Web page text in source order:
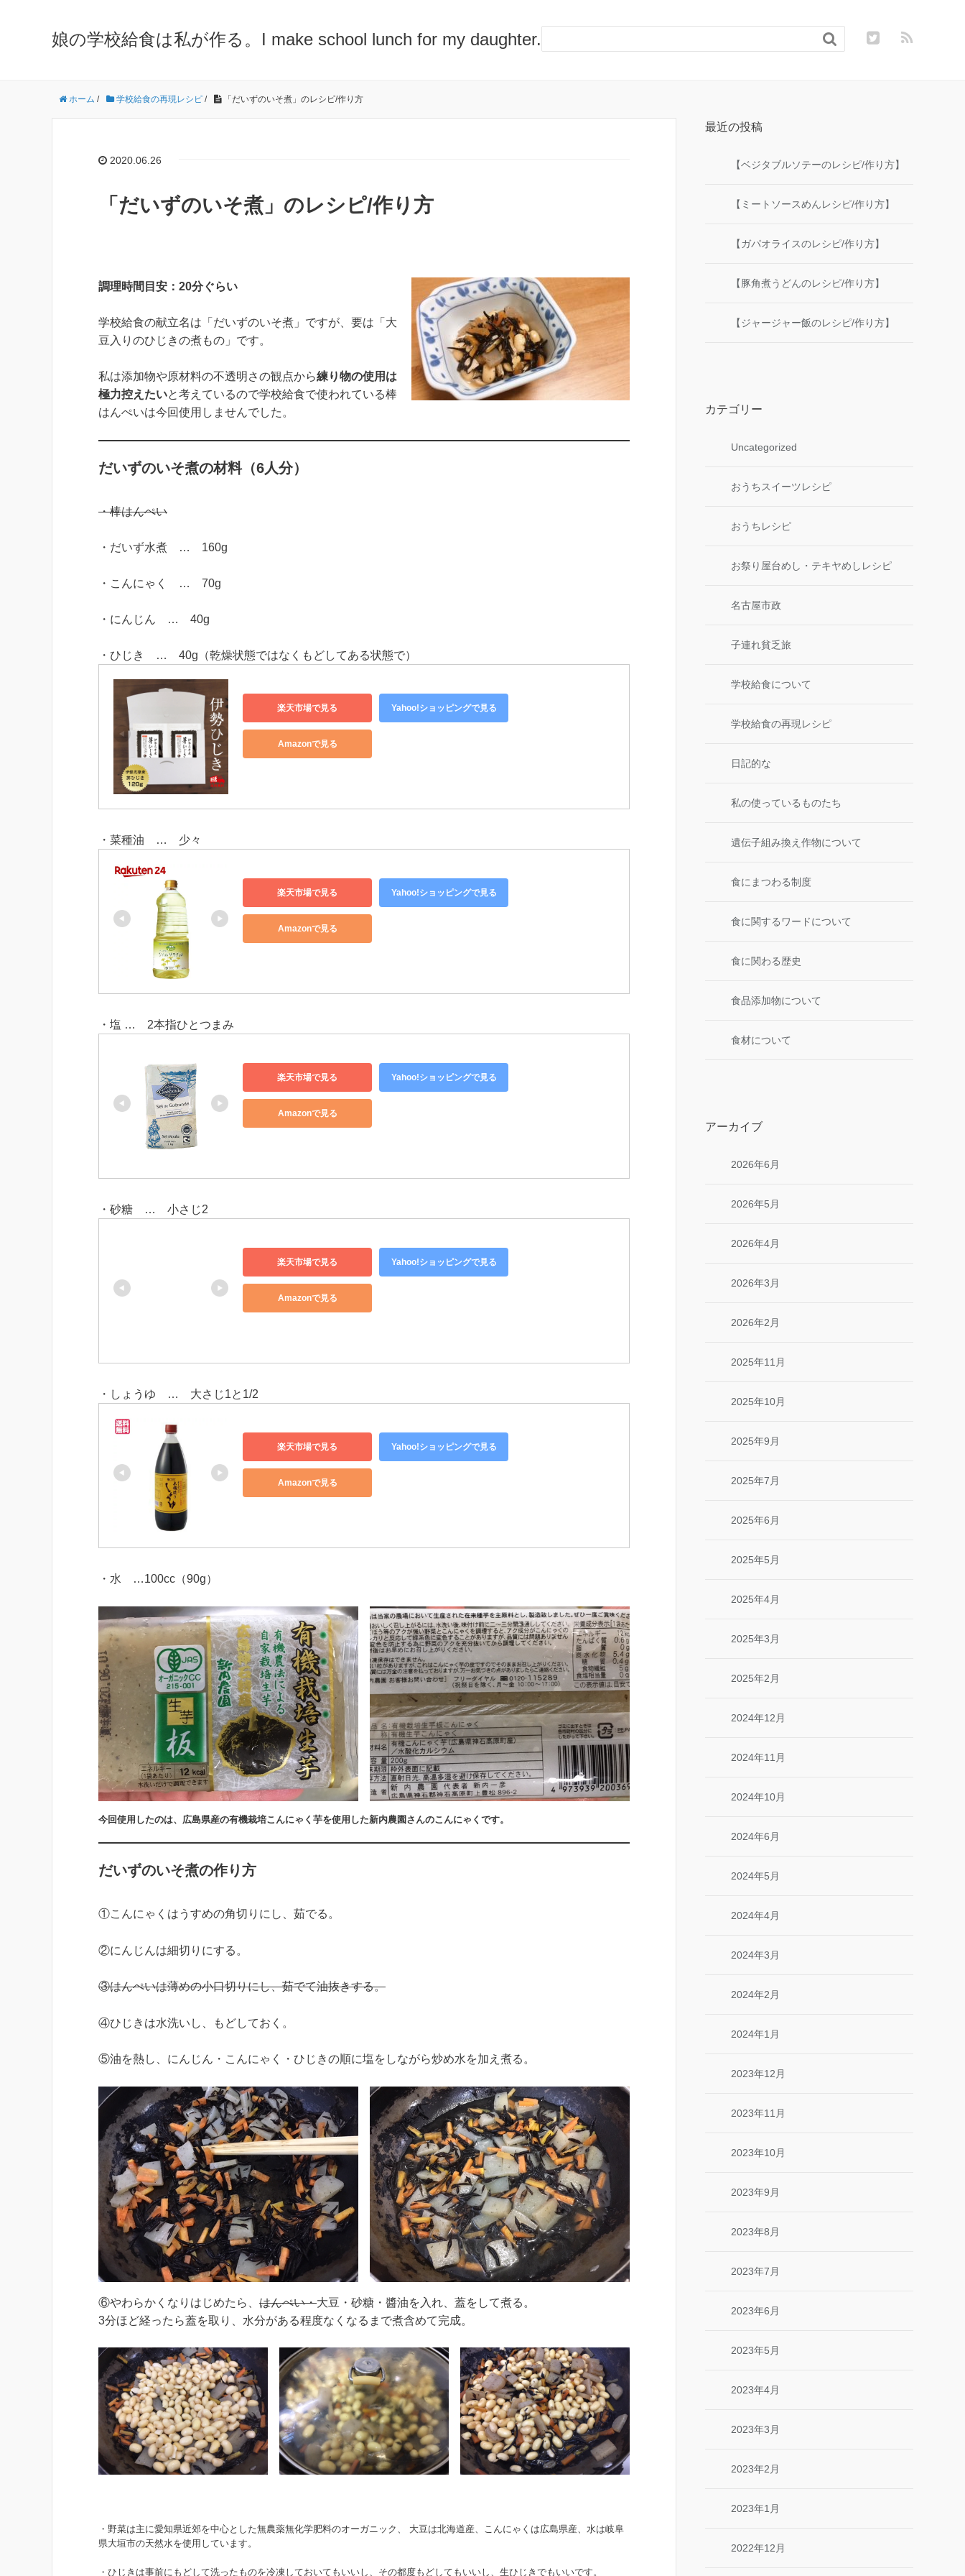
娘の学校給食は私が作る。I make school lunch for my daughter. 
ホーム / 学校給食の再現レシピ / 「だいずのいそ煮」のレシピ/作り方
2020.06.26
「だいずのいそ煮」のレシピ/作り方
調理時間目安：20分ぐらい
学校給食の献立名は「だいずのいそ煮」ですが、要は「大
豆入りのひじきの煮もの」です。
私は添加物や原材料の不透明さの観点から練り物の使用は
極力控えたいと考えているので学校給食で使われている棒
はんぺいは今回使用しませんでした。
だいずのいそ煮の材料（6人分）
・棒はんぺい
・だいず水煮 … 160g
・こんにゃく … 70g
・にんじん … 40g
・ひじき … 40g（乾燥状態ではなくもどしてある状態で）
楽天市場で見る Yahoo!ショッピングで見る
Amazonで見る
・菜種油 … 少々
楽天市場で見る Yahoo!ショッピングで見る
Amazonで見る
・塩 … 2本指ひとつまみ
楽天市場で見る Yahoo!ショッピングで見る
Amazonで見る
・砂糖 … 小さじ2
楽天市場で見る Yahoo!ショッピングで見る
Amazonで見る
・しょうゆ … 大さじ1と1/2
楽天市場で見る Yahoo!ショッピングで見る
Amazonで見る
・水 …100cc（90g）
今回使用したのは、広島県産の有機栽培こんにゃく芋を使用した新内農園さんのこんにゃくです。
だいずのいそ煮の作り方
①こんにゃくはうすめの角切りにし、茹でる。
②にんじんは細切りにする。
③はんぺいは薄めの小口切りにし、茹でて油抜きする。
④ひじきは水洗いし、もどしておく。
⑤油を熱し、にんじん・こんにゃく・ひじきの順に塩をしながら炒め水を加え煮る。
⑥やわらかくなりはじめたら、 はんぺい・大豆・砂糖・醬油を入れ、蓋をして煮る。
3分ほど経ったら蓋を取り、水分がある程度なくなるまで煮含めて完成。
・野菜は主に愛知県近郊を中心とした無農薬無化学肥料のオーガニック、 大豆は北海道産、こんにゃくは広島県産、水は岐阜
県大垣市の天然水を使用しています。
・ひじきは事前にもどして洗ったものを冷凍しておいてもいいし、その都度もどしてもいいし、生ひじきでもいいです。
最近の投稿
【ベジタブルソテーのレシピ/作り方】
【ミートソースめんレシピ/作り方】
【ガパオライスのレシピ/作り方】
【豚角煮うどんのレシピ/作り方】
【ジャージャー飯のレシピ/作り方】
カテゴリー
Uncategorized
おうちスイーツレシピ
おうちレシピ
お祭り屋台めし・テキヤめしレシピ
名古屋市政
子連れ貧乏旅
学校給食について
学校給食の再現レシピ
日記的な
私の使っているものたち
遺伝子組み換え作物について
食にまつわる制度
食に関するワードについて
食に関わる歴史
食品添加物について
食材について
アーカイブ
2026年6月
2026年5月
2026年4月
2026年3月
2026年2月
2025年11月
2025年10月
2025年9月
2025年7月
2025年6月
2025年5月
2025年4月
2025年3月
2025年2月
2024年12月
2024年11月
2024年10月
2024年6月
2024年5月
2024年4月
2024年3月
2024年2月
2024年1月
2023年12月
2023年11月
2023年10月
2023年9月
2023年8月
2023年7月
2023年6月
2023年5月
2023年4月
2023年3月
2023年2月
2023年1月
2022年12月